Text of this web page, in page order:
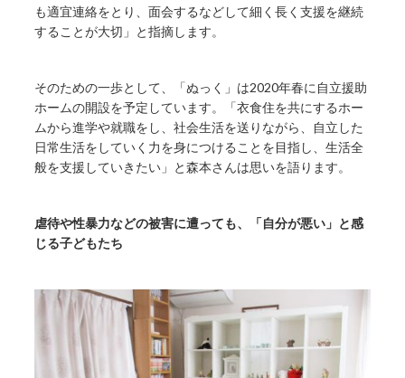
も適宜連絡をとり、面会するなどして細く長く支援を継続
することが大切」と指摘します。
そのための一歩として、「ぬっく」は2020年春に自立援助
ホームの開設を予定しています。「衣食住を共にするホー
ムから進学や就職をし、社会生活を送りながら、自立した
日常生活をしていく力を身につけることを目指し、生活全
般を支援していきたい」と森本さんは思いを語ります。
虐待や性暴力などの被害に遭っても、「自分が悪い」と感
じる子どもたち